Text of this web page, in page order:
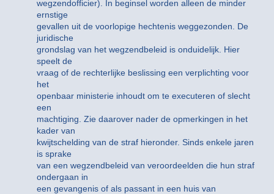
wegzendofficier). In beginsel worden alleen de minder
ernstige
gevallen uit de voorlopige hechtenis weggezonden. De
juridische
grondslag van het wegzendbeleid is onduidelijk. Hier
speelt de
vraag of de rechterlijke beslissing een verplichting voor
het
openbaar ministerie inhoudt om te executeren of slecht
een
machtiging. Zie daarover nader de opmerkingen in het
kader van
kwijtschelding van de straf hieronder. Sinds enkele jaren
is sprake
van een wegzendbeleid van veroordeelden die hun straf
ondergaan in
een gevangenis of als passant in een huis van